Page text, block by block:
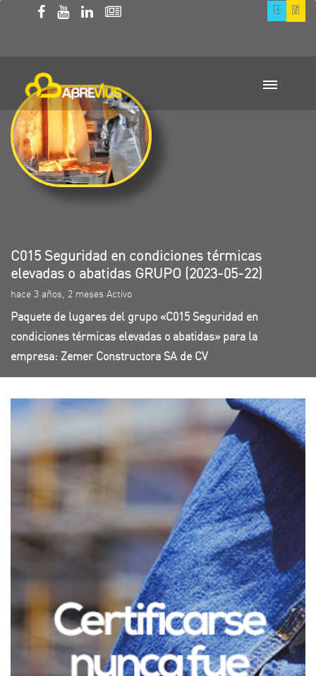
C015 Seguridad en condiciones térmicas
elevadas o abatidas GRUPO (2023-05-22)
hace 3 años, 2 meses Activo
Paquete de lugares del grupo «C015 Seguridad en
condiciones térmicas elevadas o abatidas» para la
empresa: Zemer Constructora SA de CV